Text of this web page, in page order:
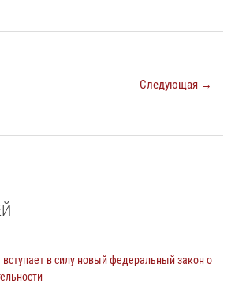
Следующая →
вступает в силу новый федеральный закон о